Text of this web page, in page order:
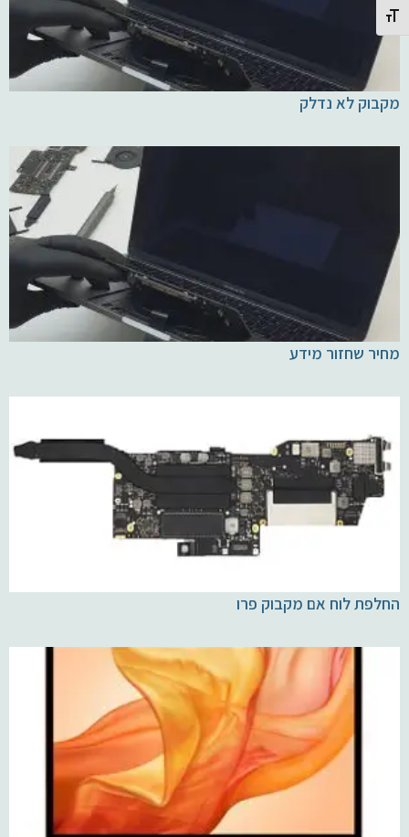
Toggle Font size
מקבוק לא נדלק
מחיר שחזור מידע
החלפת לוח אם מקבוק פרו